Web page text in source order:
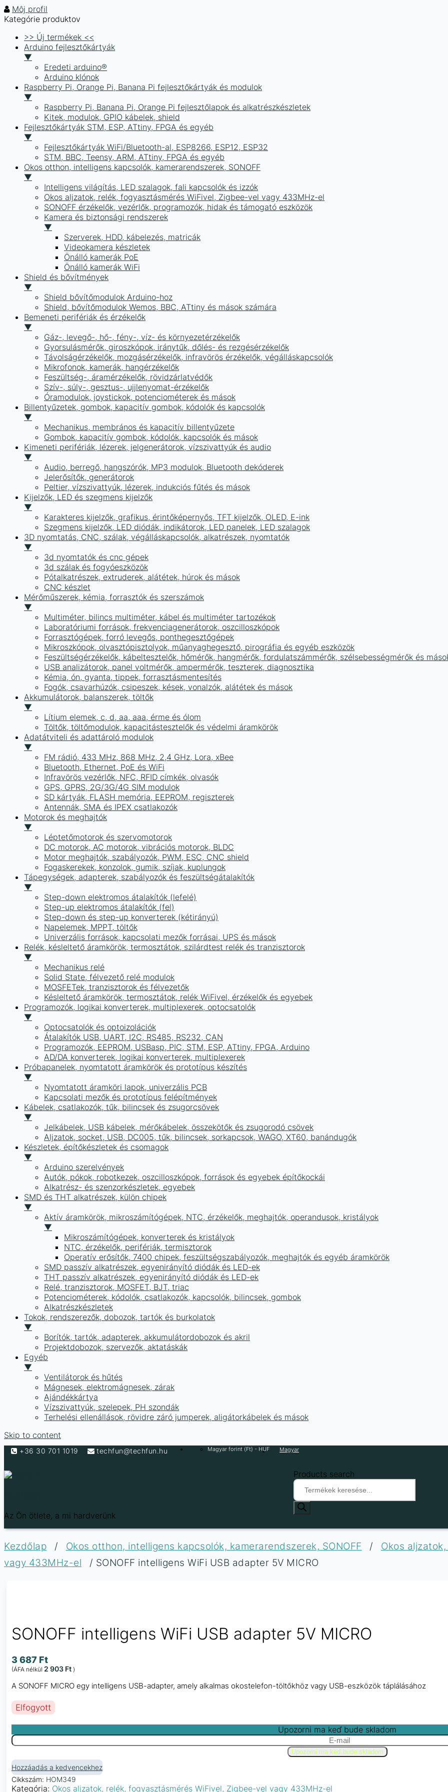
Môj profil
Kategórie produktov
>> Új termékek <<
Arduino fejlesztőkártyák
▼
Eredeti arduino®
Arduino klónok
Raspberry Pi, Orange Pi, Banana Pi fejlesztőkártyák és modulok
▼
Raspberry Pi, Banana Pi, Orange Pi fejlesztőlapok és alkatrészkészletek
Kitek, modulok, GPIO kábelek, shield
Fejlesztőkártyák STM, ESP, ATtiny, FPGA és egyéb
▼
Fejlesztőkártyák WiFi/Bluetooth-al, ESP8266, ESP12, ESP32
STM, BBC, Teensy, ARM, ATtiny, FPGA és egyéb
Okos otthon, intelligens kapcsolók, kamerarendszerek, SONOFF
▼
Intelligens világítás, LED szalagok, fali kapcsolók és izzók
Okos aljzatok, relék, fogyasztásmérés WiFivel, Zigbee-vel vagy 433MHz-el
SONOFF érzékelők, vezérlők, programozók, hidak és támogató eszközök
Kamera és biztonsági rendszerek
▼
Szerverek, HDD, kábelezés, matricák
Videokamera készletek
Önálló kamerák PoE
Önálló kamerák WiFi
Shield és bővítmények
▼
Shield bővítőmodulok Arduino-hoz
Shield, bővítőmodulok Wemos, BBC, ATtiny és mások számára
Bemeneti perifériák és érzékelők
▼
Gáz-, levegő-, hő-, fény-, víz- és környezetérzékelők
Gyorsulásmérők, giroszkópok, iránytűk, dőlés- és rezgésérzékelők
Távolságérzékelők, mozgásérzékelők, infravörös érzékelők, végálláskapcsolók
Mikrofonok, kamerák, hangérzékelők
Feszültség-, áramérzékelők, rövidzárlatvédők
Szív-, súly-, gesztus-, ujjlenyomat-érzékelők
Óramodulok, joystickok, potenciométerek és mások
Billentyűzetek, gombok, kapacitív gombok, kódolók és kapcsolók
▼
Mechanikus, membrános és kapacitív billentyűzete
Gombok, kapacitív gombok, kódolók, kapcsolók és mások
Kimeneti perifériák, lézerek, jelgenerátorok, vízszivattyúk és audio
▼
Audio, berregő, hangszórók, MP3 modulok, Bluetooth dekóderek
Jelerősítők, generátorok
Peltier, vízszivattyúk, lézerek, indukciós fűtés és mások
Kijelzők, LED és szegmens kijelzők
▼
Karakteres kijelzők, grafikus, érintőképernyős, TFT kijelzők, OLED, E-ink
Szegmens kijelzők, LED diódák, indikátorok, LED panelek, LED szalagok
3D nyomtatás, CNC, szálak, végálláskapcsolók, alkatrészek, nyomtatók
▼
3d nyomtatók és cnc gépek
3d szálak és fogyóeszközök
Pótalkatrészek, extruderek, alátétek, húrok és mások
CNC készlet
Mérőműszerek, kémia, forrasztók és szerszámok
▼
Multiméter, bilincs multiméter, kábel és multiméter tartozékok
Laboratóriumi források, frekvenciagenerátorok, oszcilloszkópok
Forrasztógépek, forró levegős, ponthegesztőgépek
Mikroszkópok, olvasztópisztolyok, műanyaghegesztő, pirográfia és egyéb eszközök
Feszültségérzékelők, kábeltesztelők, hőmérők, hangmérők, fordulatszámmérők, szélsebességmérők és
USB analizátorok, panel voltmérők, ampermérők, teszterek, diagnosztika
Kémia, ón, gyanta, tippek, forrasztásmentesítés
Fogók, csavarhúzók, csipeszek, kések, vonalzók, alátétek és mások
Akkumulátorok, balanszerek, töltők
▼
Lítium elemek, c, d, aa, aaa, érme és ólom
Töltők, töltőmodulok, kapacitástesztelők és védelmi áramkörök
Adatátviteli és adattároló modulok
▼
FM rádió, 433 MHz, 868 MHz, 2,4 GHz, Lora, xBee
Bluetooth, Ethernet, PoE és WiFi
Infravörös vezérlők, NFC, RFID címkék, olvasók
GPS, GPRS, 2G/3G/4G SIM modulok
SD kártyák, FLASH memória, EEPROM, regiszterek
Antennák, SMA és IPEX csatlakozók
Motorok és meghajtók
▼
Léptetőmotorok és szervomotorok
DC motorok, AC motorok, vibrációs motorok, BLDC
Motor meghajtók, szabályozók, PWM, ESC, CNC shield
Fogaskerekek, konzolok, gumik, szíjak, kuplungok
Tápegységek, adapterek, szabályozók és feszültségátalakítók
▼
Step-down elektromos átalakítók (lefelé)
Step-up elektromos átalakítók (fel)
Step-down és step-up konverterek (kétirányú)
Napelemek, MPPT, töltők
Univerzális források, kapcsolati mezők forrásai, UPS és mások
Relék, késleltető áramkörök, termosztátok, szilárdtest relék és tranzisztorok
▼
Mechanikus relé
Solid State, félvezető relé modulok
MOSFETek, tranzisztorok és félvezetők
Késleltető áramkörök, termosztátok, relék WiFivel, érzékelők és egyebek
Programozók, logikai konverterek, multiplexerek, optocsatolók
▼
Optocsatolók és optoizolációk
Átalakítók USB, UART, I2C, RS485, RS232, CAN
Programozók, EEPROM, USBasp, PIC, STM, ESP, ATtiny, FPGA, Arduino
AD/DA konverterek, logikai konverterek, multiplexerek
Próbapanelek, nyomtatott áramkörök és prototípus készítés
▼
Nyomtatott áramköri lapok, univerzális PCB
Kapcsolati mezők és prototípus felépítmények
Kábelek, csatlakozók, tűk, bilincsek és zsugorcsövek
▼
Jelkábelek, USB kábelek, mérőkábelek, összekötők és zsugorodó csövek
Aljzatok, socket, USB, DC005, tűk, bilincsek, sorkapcsok, WAGO, XT60, banándugók
Készletek, építőkészletek és csomagok
▼
Arduino szerelvények
Autók, pókok, robotkezek, oszcilloszkópok, források és egyebek építőkockái
Alkatrész- és szenzorkészletek, egyebek
SMD és THT alkatrészek, külön chipek
▼
Aktív áramkörök, mikroszámítógépek, NTC, érzékelők, meghajtók, operandusok, kristályok
▼
Mikroszámítógépek, konverterek és kristályok
NTC, érzékelők, perifériák, termisztorok
Operatív erősítők, 7400 chipek, feszültségszabályozók, meghajtók és egyéb áramkörök
SMD passzív alkatrészek, egyenirányító diódák és LED-ek
THT passzív alkatrészek, egyenirányító diódák és LED-ek
Relé, tranzisztorok, MOSFET, BJT, triac
Potenciométerek, kódolók, csatlakozók, kapcsolók, bilincsek, gombok
Alkatrészkészletek
Tokok, rendszerezők, dobozok, tartók és burkolatok
▼
Borítók, tartók, adapterek, akkumulátordobozok és akril
Projektdobozok, szervezők, aktatáskák
Egyéb
▼
Ventilátorok és hűtés
Mágnesek, elektromágnesek, zárak
Ajándékkártya
Vízszivattyúk, szelepek, PH szondák
Terhelési ellenállások, rövidre záró jumperek, aligátorkábelek és mások
Skip to content
+36 30 701 1019 techfun@techfun.hu Magyar forint (Ft) - HUF Magyar
Az Ön ötlete, a mi hardverünk
Products search
Kezdőlap / Okos otthon, intelligens kapcsolók, kamerarendszerek, SONOFF /
Okos
vagy 433MHz-el
/ SONOFF intelligens WiFi USB adapter 5V MICRO
SONOFF intelligens WiFi USB adapter 5V MICRO
3 687 Ft
(ÁFA nélkül 2 903 Ft )
A SONOFF MICRO egy intelligens USB-adapter, amely alkalmas okostelefon-töltőkhöz vagy USB-eszközök táplálásához
Elfogyott
Upozorni ma keď bude skladom
Hozzáadás a kedvencekhez
Cikkszám: HOM349
Kategória: Okos aljzatok, relék, fogyasztásmérés WiFivel, Zigbee-vel vagy 433MHz-el